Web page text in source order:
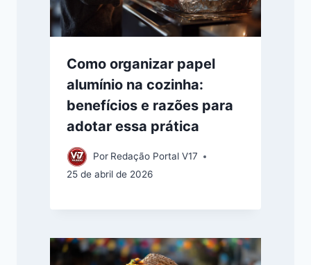
Como organizar papel
alumínio na cozinha:
benefícios e razões para
adotar essa prática
Por Redação Portal V17
25 de abril de 2026